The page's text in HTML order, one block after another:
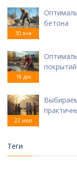
30 янв
бетона
18 дек
покрытий
22 июл
Теги